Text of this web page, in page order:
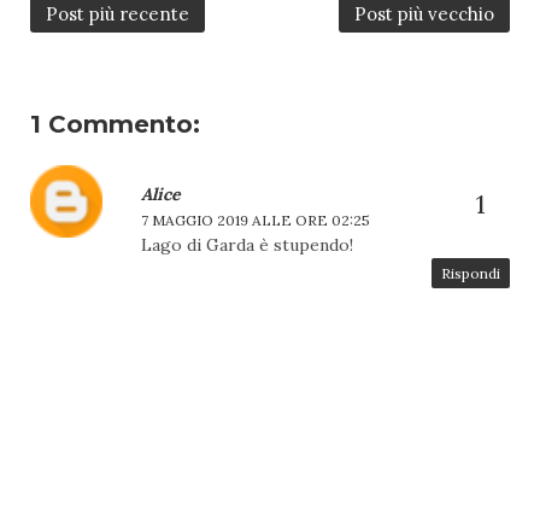
Post più recente Post più vecchio
1 Commento:
Alice
7 MAGGIO 2019 ALLE ORE 02:25
Lago di Garda è stupendo!
Rispondi